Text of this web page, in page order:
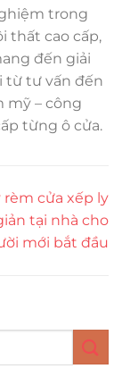
trong
thất cao cấp,
đến giải
từ tư vấn đến
mỹ – công
từng ô cửa.
rèm cửa xếp ly
tại nhà cho
mới bắt đầu